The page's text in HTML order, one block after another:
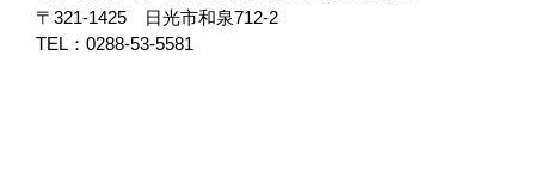
〒321-1425 日光市和泉712-2
TEL：0288-53-5581